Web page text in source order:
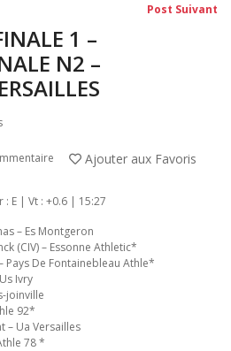
Post Suivant
1 –
N2 –
Ajouter aux Favoris
: E | Vt : +0.6 | 15:27
– Es Montgeron
(CIV) – Essonne Athletic*
Pays De Fontainebleau Athle*
Ivry
joinville
92*
– Ua Versailles
78 *